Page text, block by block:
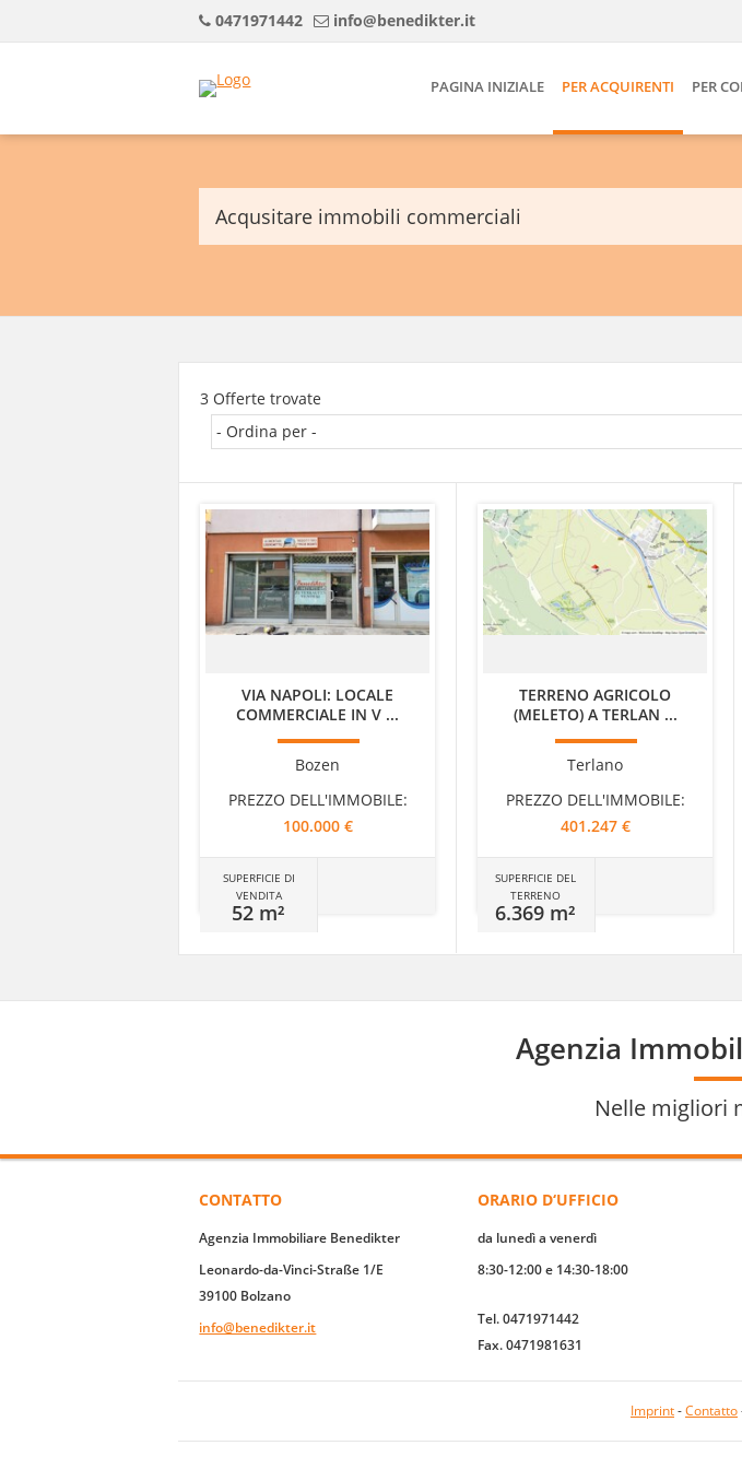
0471971442 info@benedikter.it
PAGINA INIZIALE PER ACQUIRENTI PER
Acqusitare immobili commerciali
3 Offerte trovate
VIA NAPOLI: LOCALE
COMMERCIALE IN V ...
Bozen
PREZZO DELL'IMMOBILE:
100.000 €
SUPERFICIE DI
VENDITA
52 m²
TERRENO AGRICOLO
(MELETO) A TERLAN ...
Terlano
PREZZO DELL'IMMOBILE:
401.247 €
SUPERFICIE DEL
TERRENO
6.369 m²
Agenzia
Nelle migliori
CONTATTO
Agenzia Immobiliare Benedikter
Leonardo-da-Vinci-Straße 1/E
39100 Bolzano
info@benedikter.it
ORARIO D‘UFFICIO
da lunedì a venerdì
8:30-12:00 e 14:30-18:00
Tel. 0471971442
Fax. 0471981631
Imprint-Contatto